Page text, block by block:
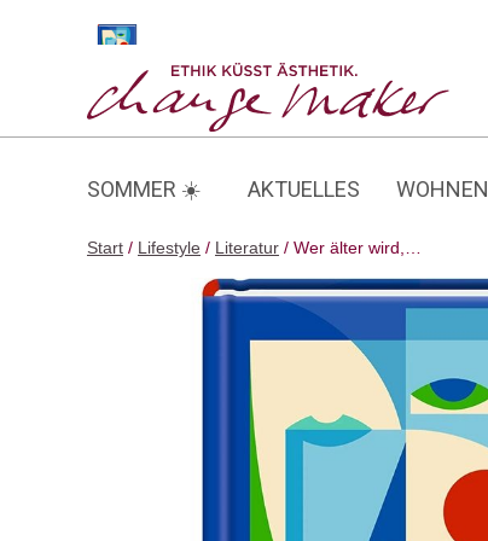
SOMMER ☀️ AKTUELLES WOHNEN
Start / Lifestyle / Literatur / Wer älter wird,…